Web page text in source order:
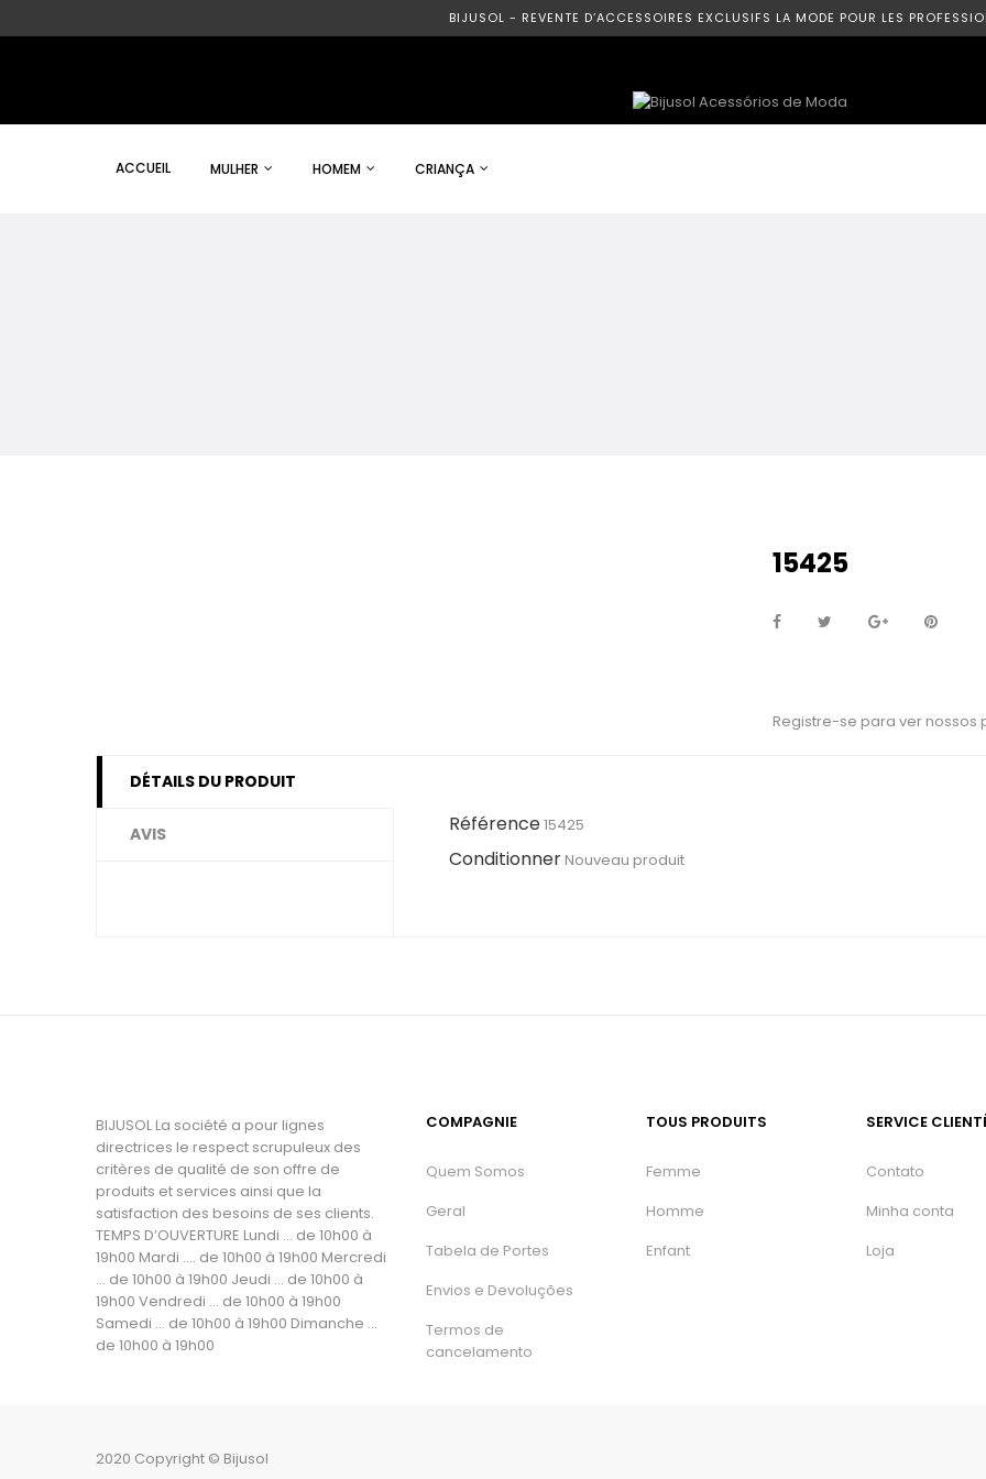
BIJUSOL - REVENTE D’ACCESSOIRES EXCLUSIFS LA MODE POUR LES
ACCUEIL MULHER HOMEM CRIANÇA
15425
Registre-se para ver nossos
DÉTAILS DU PRODUIT
AVIS Référence15425
Conditionner Nouveau produit
BIJUSOL La société a pour lignes
directrices le respect scrupuleux des
critères de qualité de son offre de
produits et services ainsi que la
satisfaction des besoins de ses clients.
TEMPS D’OUVERTURE Lundi ... de 10h00 à
19h00 Mardi .... de 10h00 à 19h00 Mercredi
... de 10h00 à 19h00 Jeudi ... de 10h00 à
19h00 Vendredi ... de 10h00 à 19h00
Samedi ... de 10h00 à 19h00 Dimanche ...
de 10h00 à 19h00
COMPAGNIE
Quem Somos
Geral
Tabela de Portes
Envios e Devoluções
Termos de
cancelamento
TOUS PRODUITS
Femme
Homme
Enfant
SERVICE
Contato
Minha conta
Loja
2020 Copyright © Bijusol